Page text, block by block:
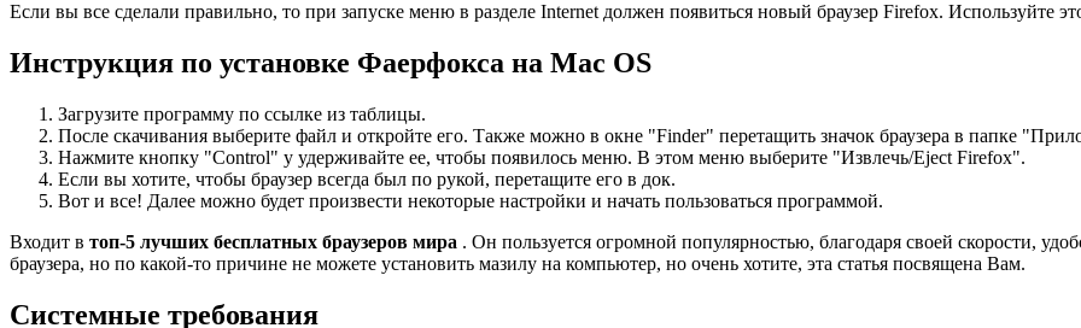
Если вы все сделали правильно, то при запуске меню в разделе Internet должен появиться новый браузер Firefox. Используйте
Инструкция по установке Фаерфокса на Mac OS
Загрузите программу по ссылке из таблицы.
После скачивания выберите файл и откройте его. Также можно в окне "Finder" перетащить значок браузера в папке
Нажмите кнопку "Control" у удерживайте ее, чтобы появилось меню. В этом меню выберите "Извлечь/Eject Firefox".
Если вы хотите, чтобы браузер всегда был по рукой, перетащите его в док.
Вот и все! Далее можно будет произвести некоторые настройки и начать пользоваться программой.
Входит в топ-5 лучших бесплатных браузеров мира . Он пользуется огромной популярностью, благодаря своей скорости,
браузера, но по какой-то причине не можете установить мазилу на компьютер, но очень хотите, эта статья посвящена Вам.
Системные требования